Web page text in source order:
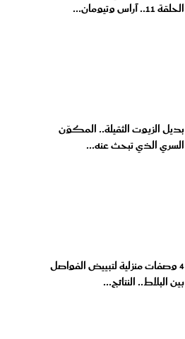
الحلقة 11.. آراس وتيومان...
بديل الزيوت الثقيلة.. المكوّن
السري الذي تبحث عنه...
4 وصفات منزلية لتبييض الفواصل
بين البلاط.. النتائج...